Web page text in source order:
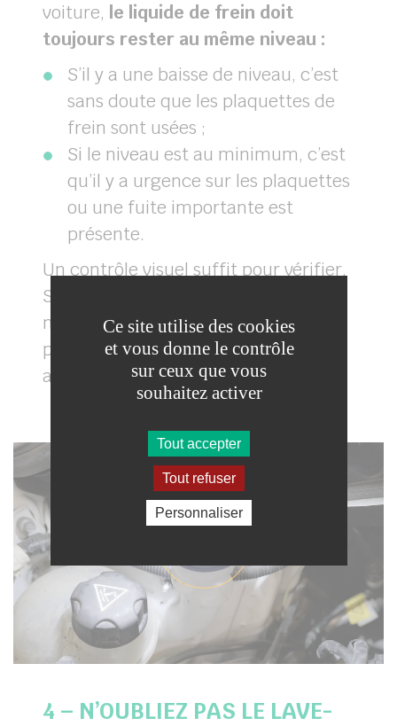
voiture, le liquide de frein doit
toujours rester au même niveau :
S’il y a une baisse de niveau, c’est
sans doute que les plaquettes de
frein sont usées ;
Si le niveau est au minimum, c’est
qu’il y a urgence sur les plaquettes
ou une fuite importante est
présente.
Un contrôle visuel suffit pour vérifier.
Si vous constatez une baisse du
niveau, tournez-vous vers un
professionnel pour un contrôle plus
approfondi.
4 – N’OUBLIEZ PAS LE LAVE-
Ce site utilise des cookies
et vous donne le contrôle
sur ceux que vous
souhaitez activer
Tout accepter
Tout refuser
Personnaliser